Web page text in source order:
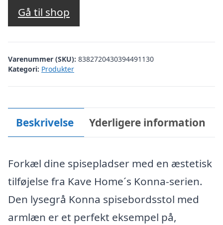
Gå til shop
Varenummer (SKU): 8382720430394491130
Kategori: Produkter
Beskrivelse Yderligere information
Forkæl dine spisepladser med en æstetisk
tilføjelse fra Kave Home´s Konna-serien.
Den lysegrå Konna spisebordsstol med
armlæn er et perfekt eksempel på,